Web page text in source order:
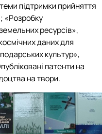
підтримки прийняття
«Розробку
ресурсів»,
даних для
культур»,
патенти на
на твори.